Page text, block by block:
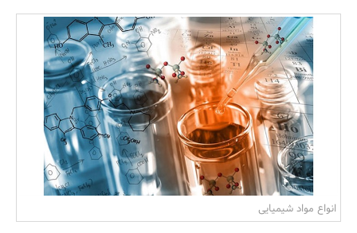
بانک، بیمه و سرمایه
مسکن و ساختمان
انواع مواد شیمیایی